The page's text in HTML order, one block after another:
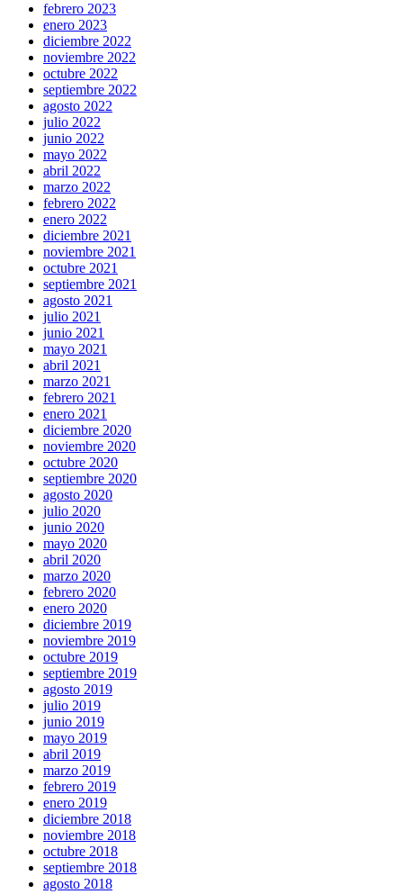
febrero 2023
enero 2023
diciembre 2022
noviembre 2022
octubre 2022
septiembre 2022
agosto 2022
julio 2022
junio 2022
mayo 2022
abril 2022
marzo 2022
febrero 2022
enero 2022
diciembre 2021
noviembre 2021
octubre 2021
septiembre 2021
agosto 2021
julio 2021
junio 2021
mayo 2021
abril 2021
marzo 2021
febrero 2021
enero 2021
diciembre 2020
noviembre 2020
octubre 2020
septiembre 2020
agosto 2020
julio 2020
junio 2020
mayo 2020
abril 2020
marzo 2020
febrero 2020
enero 2020
diciembre 2019
noviembre 2019
octubre 2019
septiembre 2019
agosto 2019
julio 2019
junio 2019
mayo 2019
abril 2019
marzo 2019
febrero 2019
enero 2019
diciembre 2018
noviembre 2018
octubre 2018
septiembre 2018
agosto 2018